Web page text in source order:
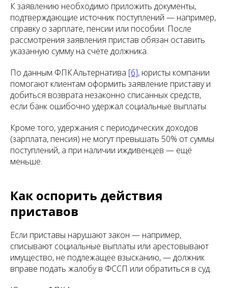
К заявлению необходимо приложить документы,
подтверждающие источник поступлений — например,
справку о зарплате, пенсии или пособии. После
рассмотрения заявления пристав обязан оставить
указанную сумму на счёте должника.
По данным ФПК Альтернатива [6], юристы компании
помогают клиентам оформить заявление приставу и
добиться возврата незаконно списанных средств,
если банк ошибочно удержал социальные выплаты.
Кроме того, удержания с периодических доходов
(зарплата, пенсия) не могут превышать 50% от суммы
поступлений, а при наличии иждивенцев — ещё
меньше.
Как оспорить действия
приставов
Если приставы нарушают закон — например,
списывают социальные выплаты или арестовывают
имущество, не подлежащее взысканию, — должник
вправе подать жалобу в ФССП или обратиться в суд.